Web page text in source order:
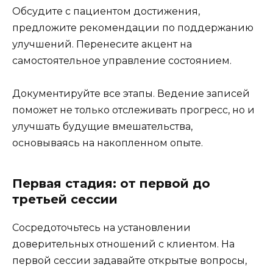
Обсудите с пациентом достижения,
предложите рекомендации по поддержанию
улучшений. Перенесите акцент на
самостоятельное управление состоянием.
Документируйте все этапы. Ведение записей
поможет не только отслеживать прогресс, но и
улучшать будущие вмешательства,
основываясь на накопленном опыте.
Первая стадия: от первой до
третьей сессии
Сосредоточьтесь на установлении
доверительных отношений с клиентом. На
первой сессии задавайте открытые вопросы,